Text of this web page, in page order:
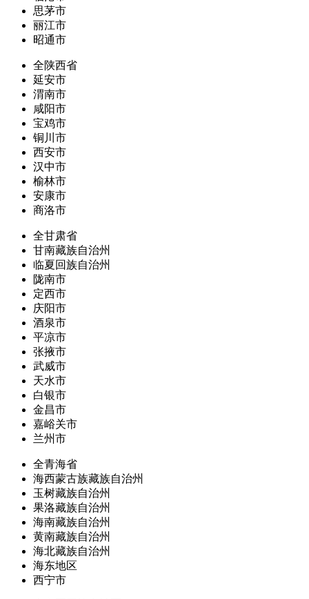
思茅市
丽江市
昭通市
全陕西省
延安市
渭南市
咸阳市
宝鸡市
铜川市
西安市
汉中市
榆林市
安康市
商洛市
全甘肃省
甘南藏族自治州
临夏回族自治州
陇南市
定西市
庆阳市
酒泉市
平凉市
张掖市
武威市
天水市
白银市
金昌市
嘉峪关市
兰州市
全青海省
海西蒙古族藏族自治州
玉树藏族自治州
果洛藏族自治州
海南藏族自治州
黄南藏族自治州
海北藏族自治州
海东地区
西宁市